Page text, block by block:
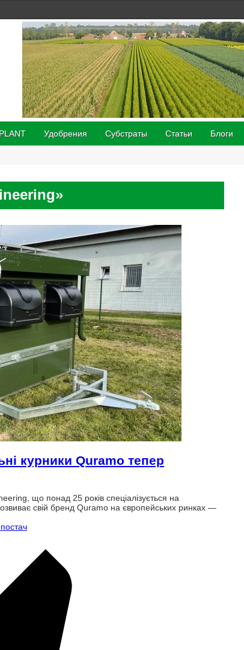
Удобрения Субстраты Статьи Блоги
курники Quramo тепер
що понад 25 років спеціалізується на
свій бренд Quramo на європейських ринках —